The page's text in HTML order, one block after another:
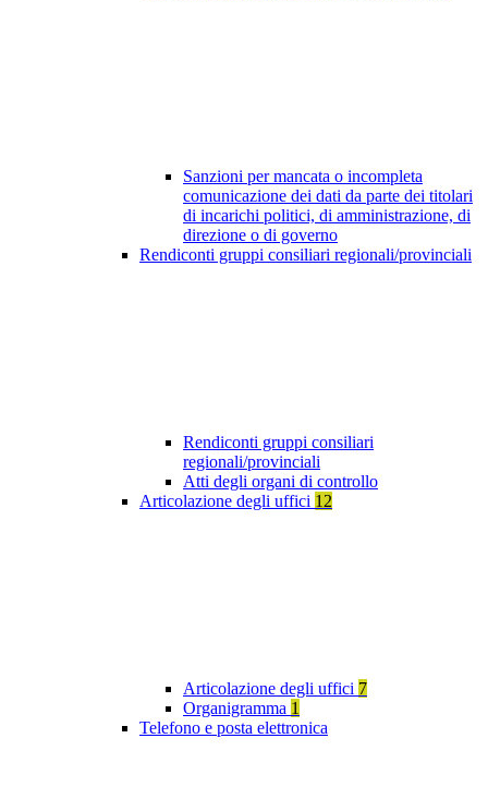
Sanzioni per mancata o incompleta
comunicazione dei dati da parte dei titolari
di incarichi politici, di amministrazione, di
direzione o di governo
Rendiconti gruppi consiliari regionali/provinciali
Rendiconti gruppi consiliari
regionali/provinciali
Atti degli organi di controllo
Articolazione degli uffici 12
Articolazione degli uffici 7
Organigramma 1
Telefono e posta elettronica